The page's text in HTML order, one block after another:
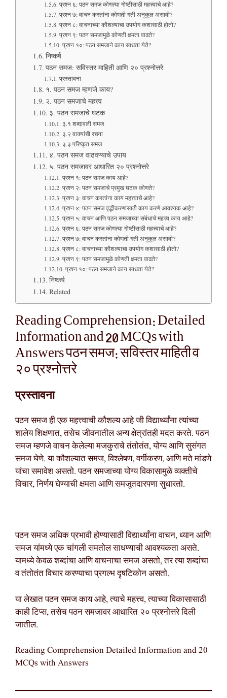
प्रश्न ६: पठन समज कोणत्या गोष्टीसाठी महत्त्वाचे आहे?
प्रश्न ७: वाचन करतांना कोणती गती अनुकूल असावी?
प्रश्न ८: वाचनाच्या कौशल्याचा उपयोग कशासाठी होतो?
प्रश्न ९: पठन समजामुळे कोणती क्षमता वाढते?
प्रश्न १०: पठन समजाने काय साधता येते?
निष्कर्ष
पठन समज: सविस्तर माहिती आणि २० प्रश्नोत्तरे
प्रस्तावना
१. पठन समज म्हणजे काय?
२. पठन समजाचे महत्त्व
३. पठन समजाचे घटक
३.१ शब्दावली समज
३.२ वाक्यांची रचना
३.३ परिष्कृत समज
४. पठन समज वाढवण्याचे उपाय
५. पठन समजावर आधारित २० प्रश्नोत्तरे
प्रश्न १: पठन समज काय आहे?
प्रश्न २: पठन समजाचे प्रमुख घटक कोणते?
प्रश्न ३: वाचन करतांना काय महत्त्वाचे आहे?
प्रश्न ४: पठन समज वृद्धीकरणासाठी काय करणे आवश्यक आहे?
प्रश्न ५: वाचन आणि पठन समजाच्या संबंधाचे महत्त्व काय आहे?
प्रश्न ६: पठन समज कोणत्या गोष्टीसाठी महत्त्वाचे आहे?
प्रश्न ७: वाचन करतांना कोणती गती अनुकूल असावी?
प्रश्न ८: वाचनाच्या कौशल्याचा उपयोग कशासाठी होतो?
प्रश्न ९: पठन समजामुळे कोणती क्षमता वाढते?
प्रश्न १०: पठन समजाने काय साधता येते?
निष्कर्ष
Related
Reading Comprehension: Detailed
Information and 20 MCQs with
Answers पठन समज: सविस्तर माहिती व
२० प्रश्नोत्तरे
प्रस्तावना
पठन समज ही एक महत्त्वाची कौशल्य आहे जी विद्यार्थ्यांना त्यांच्या
शालेय शिक्षणात, तसेच जीवनातील अन्य क्षेत्रांतही मदत करते. पठन
समज म्हणजे वाचन केलेल्या मजकुराचे तंतोतंत, योग्य आणि सुसंगत
समज घेणे. या कौशल्यात समज, विश्लेषण, वर्गीकरण, आणि मते मांडणे
यांचा समावेश असतो. पठन समजाच्या योग्य विकासामुळे व्यक्तीचे
विचार, निर्णय घेण्याची क्षमता आणि समजूतदारपणा सुधारतो.
पठन समज अधिक प्रभावी होण्यासाठी विद्यार्थ्यांना वाचन, ध्यान आणि
समज यांमध्ये एक चांगली समतोल साधण्याची आवश्यकता असते.
यामध्ये केवळ शब्दांचा आणि वाचनाचा समज असतो, तर त्या शब्दांचा
व तंतोतंत विचार करण्याचा प्रगल्भ दृषटिकोन असतो.
या लेखात पठन समज काय आहे, त्याचे महत्त्व, त्याच्या विकासासाठी
काही टिप्स, तसेच पठन समजावर आधारित २० प्रश्नोत्तरे दिली
जातील.
Reading Comprehension Detailed Information and 20
MCQs with Answers